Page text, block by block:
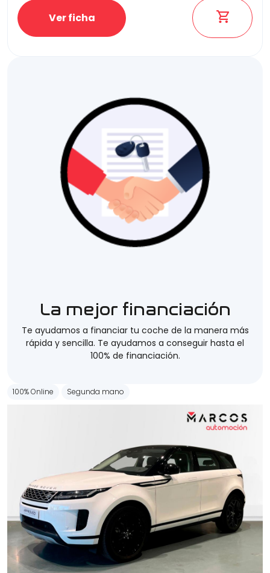
Ver ficha
La mejor financiación
Te ayudamos a financiar tu coche de la manera más
rápida y sencilla. Te ayudamos a conseguir hasta el
100% de financiación.
100% Online Segunda mano